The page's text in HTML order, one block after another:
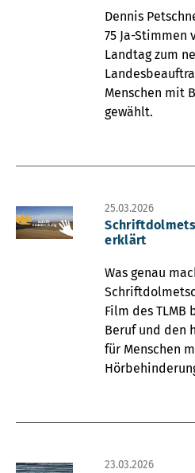
Dennis
75 Ja-Stimmen
Landtag zum
Menschen mit
gewählt.
25.03.2026
erklärt
Was genau
Film des
Beruf und den
für Menschen
23.03.2026